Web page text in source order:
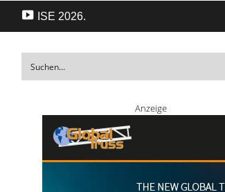
ISE 2026.
Anzeige